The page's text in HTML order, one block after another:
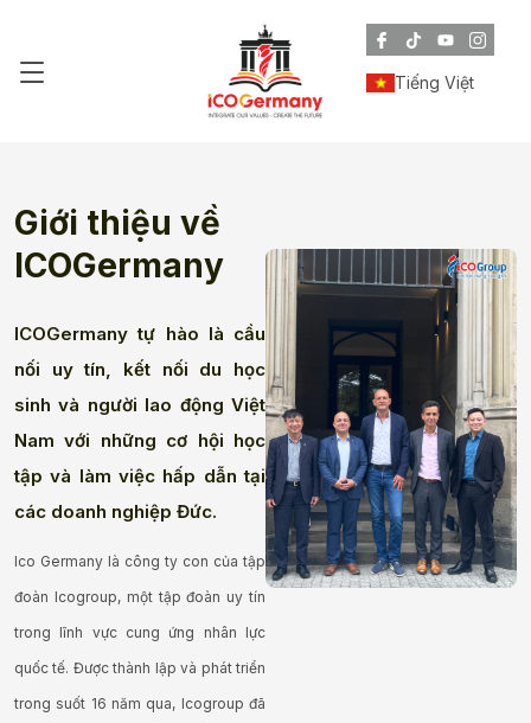
Tiếng Việt
Giới thiệu về
ICOGermany
ICOGermany tự hào là cầu
nối uy tín, kết nối du học
sinh và người lao động Việt
Nam với những cơ hội học
tập và làm việc hấp dẫn tại
các doanh nghiệp Đức.
Ico Germany là công ty con của tập
đoàn Icogroup, một tập đoàn uy tín
trong lĩnh vực cung ứng nhân lực
quốc tế. Được thành lập và phát triển
trong suốt 16 năm qua, Icogroup đã